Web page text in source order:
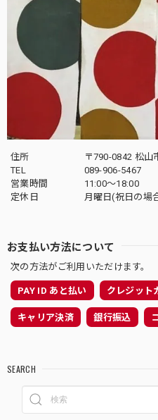
住所
〒790-0842 松山
TEL
089-906-5467
営業時間
11:00〜18:00
定休日
月曜日(祝日の場
お支払い方法について
次の方法がご利用いただけます。
PAY ID あと払い クレジット
キャリア決済 銀行振込
SEARCH